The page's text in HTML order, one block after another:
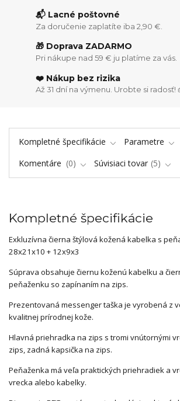
📬 Lacné poštovné
Za doručenie zaplatíte iba 2,90 €.
🎁 Doprava ZADARMO
Pri nákupe nad 59 € ju platíme za vás.
❤️ Nákup bez rizika
Až 31 dní na výmenu. Urobte si radosť!
Kompletné špecifikácie
Parametre
Komentáre
0 Súvisiaci tovar 5
Kompletné špecifikácie
Exkluzívna čierna štýlová kožená kabelka s
28x21x10 + 12x9x3
Súprava obsahuje čiernu koženú kabelku a
peňaženku so zapínaním na zips.
Prezentovaná messenger taška je vyrobená z
kvalitnej prírodnej kože.
Hlavná priehradka na zips s tromi vnútornými
zips, zadná kapsička na zips.
Peňaženka má veľa praktických priehradiek a
vrecka alebo kabelky.